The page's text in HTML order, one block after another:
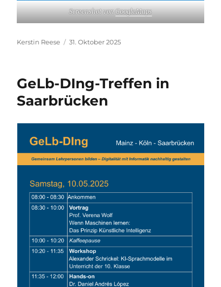
Screenshot vonGoogleMaps
Autor
Kerstin Reese
Veröffentlicht
31. Oktober 2025
GeLb-DIng-Treffen in
Saarbrücken